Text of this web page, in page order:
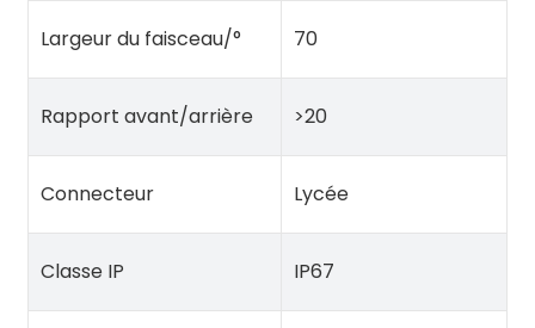
Largeur du faisceau/° 70
Rapport avant/arrière >20
Connecteur Lycée
Classe IP IP67